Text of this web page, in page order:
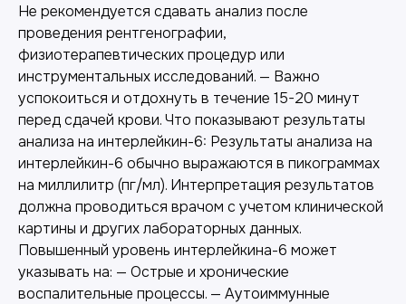
Не рекомендуется сдавать анализ после
проведения рентгенографии,
физиотерапевтических процедур или
инструментальных исследований. — Важно
успокоиться и отдохнуть в течение 15-20 минут
перед сдачей крови. Что показывают результаты
анализа на интерлейкин-6: Результаты анализа на
интерлейкин-6 обычно выражаются в пикограммах
на миллилитр (пг/мл). Интерпретация результатов
должна проводиться врачом с учетом клинической
картины и других лабораторных данных.
Повышенный уровень интерлейкина-6 может
указывать на: — Острые и хронические
воспалительные процессы. — Аутоиммунные